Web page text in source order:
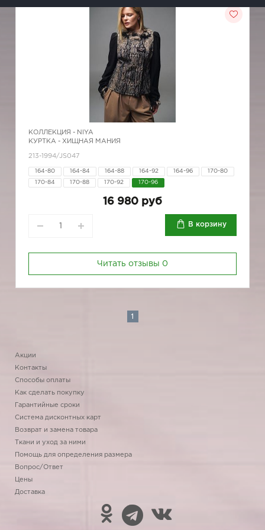
КОЛЛЕКЦИЯ - NIYA
КУРТКА - ХИЩНАЯ МАНИЯ
213-1994/JS047
164-80 164-84 164-88 164-92 164-96 170-80
170-84 170-88 170-92 170-96
16 980 руб
В корзину
Читать отзывы 0
1
Акции
Контакты
Способы оплаты
Как сделать покупку
Гарантийные сроки
Система дисконтных карт
Возврат и замена товара
Ткани и уход за ними
Помощь для определения размера
Вопрос/Ответ
Цены
Доставка